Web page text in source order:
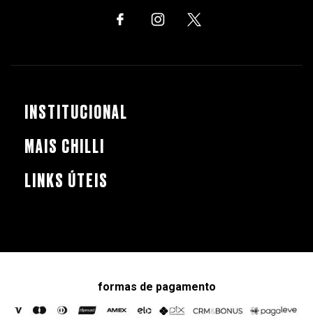
INSTITUCIONAL
MAIS CHILLI
LINKS ÚTEIS
formas de pagamento